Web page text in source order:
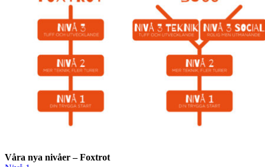
Våra nya nivåer – Foxtrot